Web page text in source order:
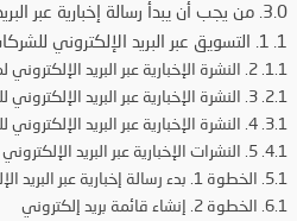
من يجب أن يبدأ رسالة إخبارية عبر
1. التسويق عبر البريد الإلكتروني للشركات الصغيرة
2. النشرة الإخبارية عبر البريد الإلكتروني لمواقع التجارة الإلكترونية
3. النشرة الإخبارية عبر البريد الإلكتروني للمنظمات غير الربحية
4. النشرة الإخبارية عبر البريد الإلكتروني للمدونات والمواقع الإخبارية
5. النشرات الإخبارية عبر البريد الإلكتروني للتعليم
الخطوة 1. بدء رسالة إخبارية عبر البريد الإلكتروني
الخطوة 2. إنشاء قائمة بريد إلكتروني